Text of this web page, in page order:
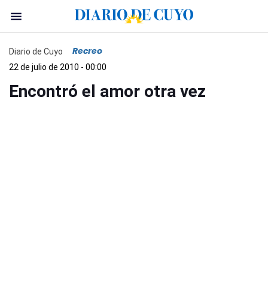
Diario de Cuyo Recreo
22 de julio de 2010 - 00:00
Encontró el amor otra vez